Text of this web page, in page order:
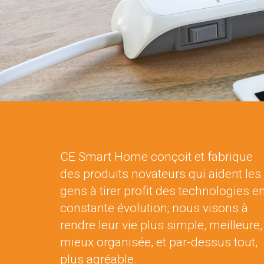
CE Smart Home conçoit et fabrique
des produits novateurs qui aident les
gens à tirer profit des technologies
constante évolution; nous visons à
rendre leur vie plus simple, meilleure,
mieux organisée, et par-dessus tout,
plus agréable.